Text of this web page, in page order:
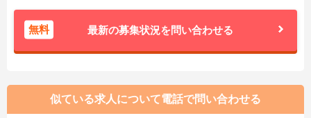
無料 最新の募集状況を問い合わせる
似ている求人について電話で問い合わせる